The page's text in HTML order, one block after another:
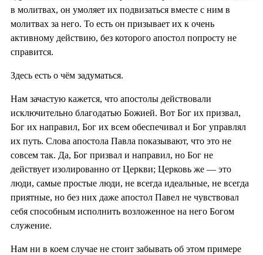
в молитвах, он умоляет их подвизаться вместе с ним в
молитвах за него. То есть он призывает их к очень
активному действию, без которого апостол попросту не
справится.
Здесь есть о чём задуматься.
Нам зачастую кажется, что апостолы действовали
исключительно благодатью Божией. Вот Бог их призвал,
Бог их направил, Бог их всем обеспечивал и Бог управлял
их путь. Слова апостола Павла показывают, что это не
совсем так. Да, Бог призвал и направил, но Бог не
действует изолированно от Церкви; Церковь же — это
люди, самые простые люди, не всегда идеальные, не всегда
приятные, но без них даже апостол Павел не чувствовал
себя способным исполнить возложенное на него Богом
служение.
Нам ни в коем случае не стоит забывать об этом примере